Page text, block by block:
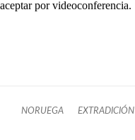
aceptar por videoconferencia.
NORUEGA EXTRADICIÓN